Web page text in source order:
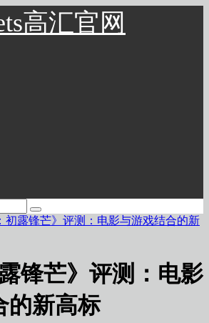
高汇官网
初露锋芒》评测：电影与游戏结合的新
露锋芒》评测：电影
的新高标